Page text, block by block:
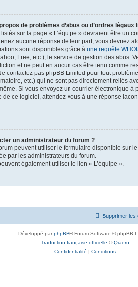
de problèmes d’abus ou d’ordres légaux
sur la page « L’équipe » devraient être un
aucune réponse de leur part, vous devriez
sont disponibles grâce à une requête
Free, etc.), le service de gestion des abus.
et ne peut en aucun cas être tenu comme
contactez pas phpBB Limited pour tout
etc.) qui ne sont pas directement reliés
Si vous envoyez un courrier électronique à
de ce logiciel, attendez-vous à une réponse
un administrateur du forum ?
peuvent utiliser le formulaire disponible sur
par les administrateurs du forum.
également utiliser le lien « L’équipe ».
Supprimer les
Développé parphpBB® Forum Software © phpBB
Traduction française officielle ©Qiaeru
Confidentialité | Conditions